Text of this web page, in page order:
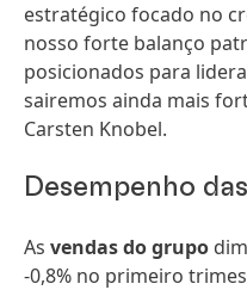
estratégico focado no
nosso forte balanço
posicionados para
sairemos ainda mais
Carsten Knobel.
Desempenho
As vendas do grupo
-0,8% no primeiro